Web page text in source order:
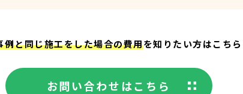
例と同じ施工をした場合の費用を知りたい方はこちら
お問い合わせはこちら